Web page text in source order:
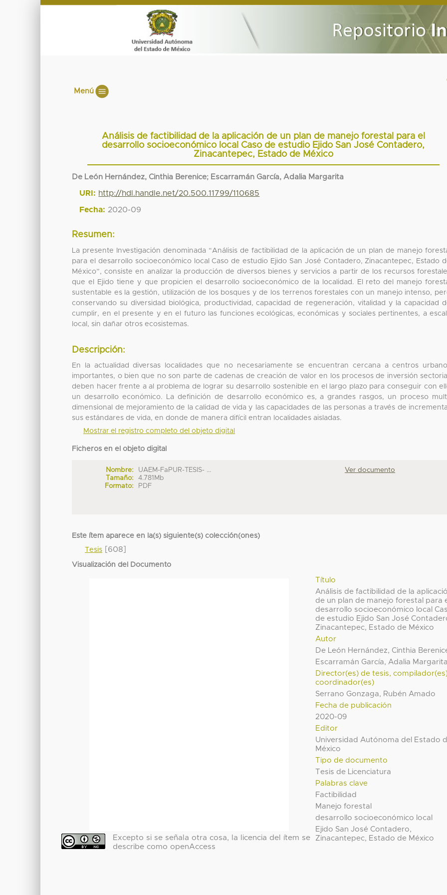
Menú
Análisis de factibilidad de la aplicación de un plan de manejo forestal para el
desarrollo socioeconómico local Caso de estudio Ejido San José Contadero,
Zinacantepec, Estado de México
De León Hernández, Cinthia Berenice; Escarramán García, Adalia Margarita
URI: http://hdl.handle.net/20.500.11799/110685
Fecha: 2020-09
Resumen:
La presente Investigación denominada “Análisis de factibilidad de la aplicación de un plan de manejo
para el desarrollo socioeconómico local Caso de estudio Ejido San José Contadero, Zinacantepec, Estado
México”, consiste en analizar la producción de diversos bienes y servicios a partir de los recursos
que el Ejido tiene y que propicien el desarrollo socioeconómico de la localidad. El reto del manejo
sustentable es la gestión, utilización de los bosques y de los terrenos forestales con un manejo intenso,
conservando su diversidad biológica, productividad, capacidad de regeneración, vitalidad y la capacidad
cumplir, en el presente y en el futuro las funciones ecológicas, económicas y sociales pertinentes, a
local, sin dañar otros ecosistemas.
Descripción:
En la actualidad diversas localidades que no necesariamente se encuentran cercana a centros
importantes, o bien que no son parte de cadenas de creación de valor en los procesos de inversión
deben hacer frente a al problema de lograr su desarrollo sostenible en el largo plazo para conseguir con
un desarrollo económico. La definición de desarrollo económico es, a grandes rasgos, un proceso
dimensional de mejoramiento de la calidad de vida y las capacidades de las personas a través de
sus estándares de vida, en donde de manera difícil entran localidades aisladas.
Mostrar el registro completo del objeto digital
Ficheros en el objeto digital
Nombre:
UAEM-FaPUR-TESIS- ...
Tamaño:
4.781Mb
Formato:
PDF
Ver documento
Este ítem aparece en la(s) siguiente(s) colección(ones)
Tesis [608]
Visualización del Documento
Título
Análisis de factibilidad de la
de un plan de manejo forestal para
desarrollo socioeconómico local
de estudio Ejido San José
Zinacantepec, Estado de México
Autor
De León Hernández, Cinthia
Escarramán García, Adalia Margarita
Director(es) de tesis,
coordinador(es)
Serrano Gonzaga, Rubén Amado
Fecha de publicación
2020-09
Editor
Universidad Autónoma del Estado
México
Tipo de documento
Tesis de Licenciatura
Palabras clave
Factibilidad
Manejo forestal
desarrollo socioeconómico local
Ejido San José Contadero,
Zinacantepec, Estado de México
Excepto si se señala otra cosa, la licencia del ítem se
describe como openAccess